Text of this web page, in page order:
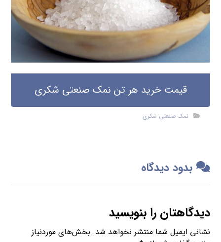
قیمت خرید هر تن نمک صنعتی شکری
نمک صنعتی شکری
بدود دیدگاه
دیدگاهتان را بنویسید
نشانی ایمیل شما منتشر نخواهد شد. بخش‌های موردنیاز